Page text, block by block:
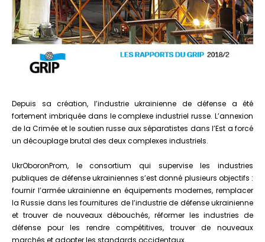
Depuis sa création, l’industrie ukrainienne de défense a été
fortement imbriquée dans le complexe industriel russe. L’annexion
de la Crimée et le soutien russe aux séparatistes dans l’Est a forcé
un découplage brutal des deux complexes industriels.
UkrOboronProm, le consortium qui supervise les industries
publiques de défense ukrainiennes s’est donné plusieurs objectifs :
fournir l’armée ukrainienne en équipements modernes, remplacer
la Russie dans les fournitures de l’industrie de défense ukrainienne
et trouver de nouveaux débouchés, réformer les industries de
défense pour les rendre compétitives, trouver de nouveaux